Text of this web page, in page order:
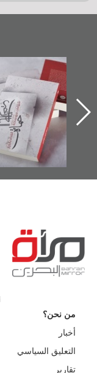
"حماة الباب الأخير":
الإصدار الأول عن
اعتصام الدراز
وأحداث ساحة
الفداء لمركز أوال
للدراسات والتوثيق
من نحن؟
أخبار
التعليق السياسي
تقارير